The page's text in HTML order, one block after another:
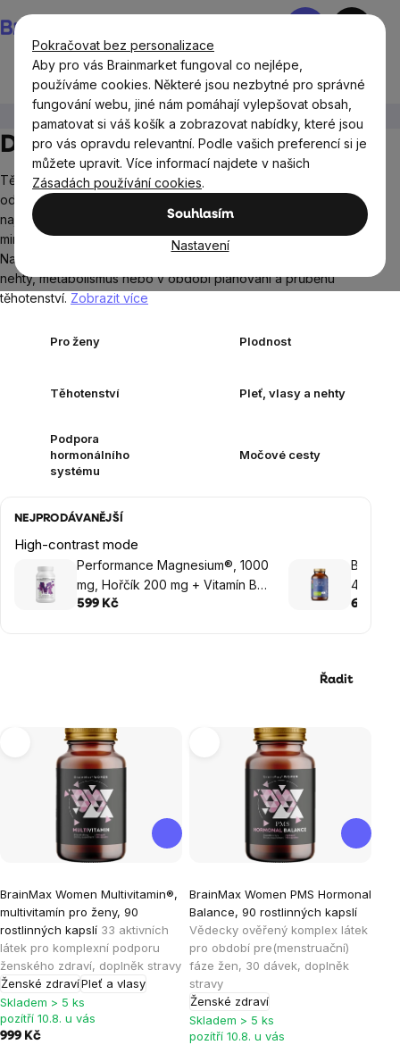
Pokračovat bez personalizace
Aby pro vás Brainmarket fungoval co nejlépe,
používáme cookies. Některé jsou nezbytné pro správné
fungování webu, jiné nám pomáhají vylepšovat obsah,
pamatovat si váš košík a zobrazovat nabídky, které jsou
pro vás opravdu relevantní. Podle vašich preferencí si je
můžete upravit. Více informací najdete v našich
Zásadách používání cookies.
Souhlasím
Nastavení
na
obsah
Nákupní
Ženy Doplňky stravy pro ženy
Doplňky stravy pro ženy
Tělo ženy má specifické potřeby v různých životních fázích –
od každodenní péče až po období těhotenství. Proto zde
najdete doplňky stravy s obsahem základních vitamínů,
minerálů a dalších látek, které ženy běžně vyhledávají.
Nabídka zahrnuje produkty vhodné pro péči o pokožku, vlasy,
nehty, metabolismus nebo v období plánování a průběhu
těhotenství. Zobrazit více
Pro ženy Plodnost
Těhotenství Pleť, vlasy a nehty
Podpora
hormonálního
systému
Močové cesty
NEJPRODÁVANĚJŠÍ
High-contrast mode
Performance Magnesium®, 1000
mg, Hořčík 200 mg + Vitamín B6
P5P, 100 vegan kapslí
599 Kč
4000 IU
699 Kč
Řadit
produktů
BrainMax Women Multivitamin®,
multivitamín pro ženy, 90
rostlinných kapslí 33 aktivních
látek pro komplexní podporu
ženského zdraví, doplněk stravy
Ženské zdravíPleť a vlasy
hodnocení
produktu
je
4,9
z
5
hvězdiček.
Skladem > 5 ks
pozítří 10.8. u vás
999 Kč
BrainMax Women PMS Hormonal
Balance, 90 rostlinných kapslí
Vědecky ověřený komplex látek
pro období pre(menstruační)
fáze žen, 30 dávek, doplněk
stravy
Ženské zdraví
hodnocení
produktu
je
5,0
z
5
hvězdiček.
Skladem > 5 ks
pozítří 10.8. u vás